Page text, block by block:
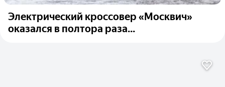
Электрический кроссовер «Москвич»
оказался в полтора раза...